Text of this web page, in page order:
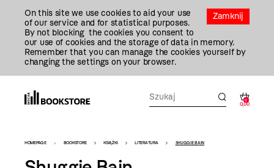
Zamknij
On this site we use cookies to aid your use
of our service and for statistical purposes.
By not blocking the cookies you consent to
our use of cookies and the storage of data in memory.
Remember that you can manage the cookies yourself by
changing the settings on your browser.
0
0,00
Bookstore
-
HOMEPAGE BOOKSTORE KSIĄŻKI LITERATURA SHUGGIE BAIN